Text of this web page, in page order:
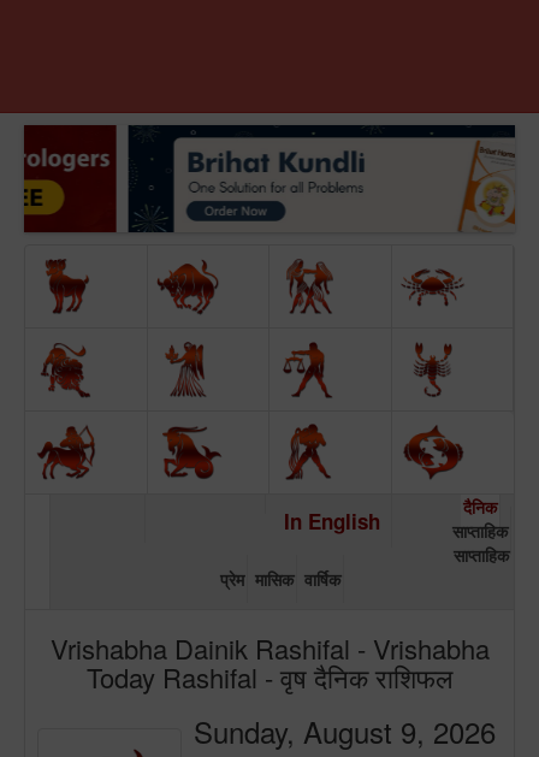
In English
दैनिक
साप्ताहिक
साप्ताहिक
प्रेम मासिक वार्षिक
Vrishabha Dainik Rashifal - Vrishabha
Today Rashifal - वृष दैनिक राशिफल
Sunday, August 9, 2026